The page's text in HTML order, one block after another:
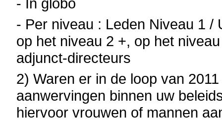
- Per niveau : Leden Niveau 1 /
op het niveau 2 +, op het
adjunct-directeurs
2) Waren er in de loop van
aanwervingen binnen uw
hiervoor vrouwen of mannen